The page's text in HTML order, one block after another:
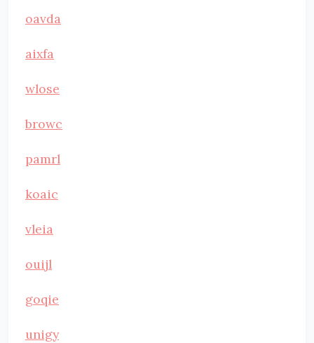
oavda
aixfa
wlose
browc
pamrl
koaic
vleia
ouijl
goqie
unigy